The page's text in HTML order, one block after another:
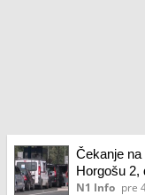
Čekanje
Horgošu 2,
N1 Info pre